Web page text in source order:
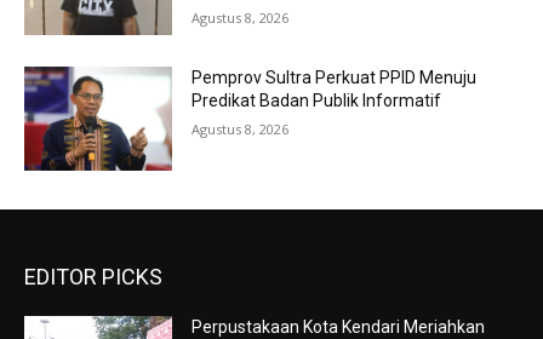
Agustus 8, 2026
Pemprov Sultra Perkuat PPID Menuju
Predikat Badan Publik Informatif
Agustus 8, 2026
EDITOR PICKS
Perpustakaan Kota Kendari Meriahkan